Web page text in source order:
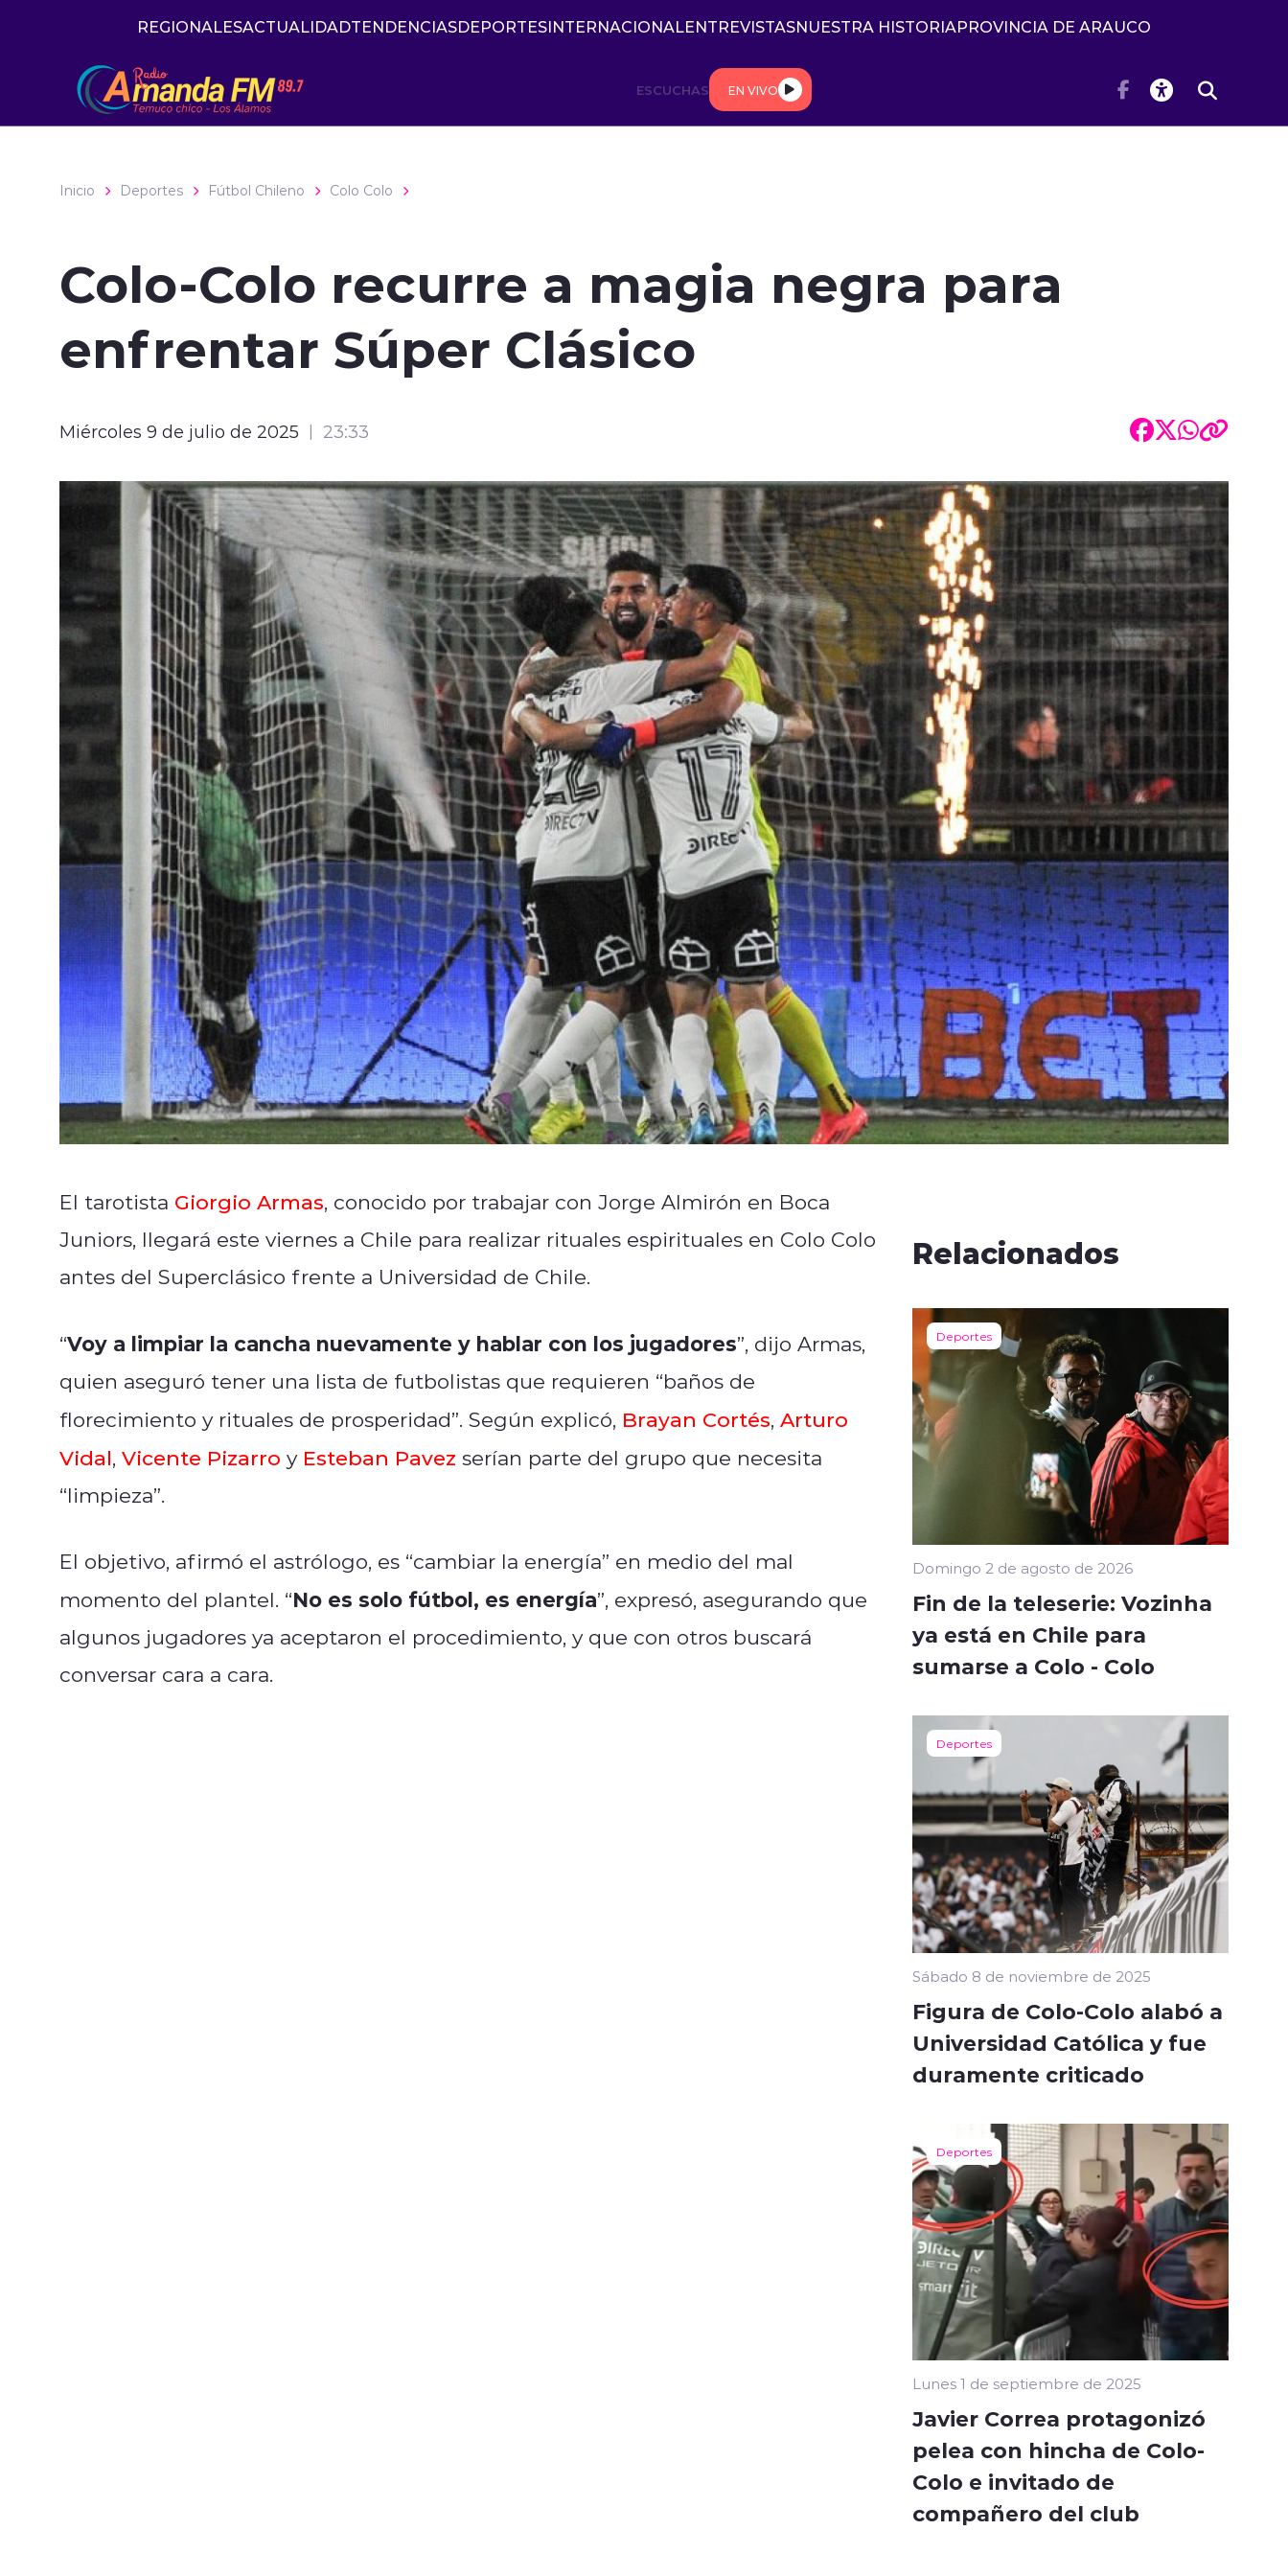
REGIONALESACTUALIDADTENDENCIASDEPORTESINTERNACIONALENTREVISTASNUESTRA HISTORIAPROVINCIA DE ARAUCO
ESCUCHAS EN VIVO
Inicio Deportes Fútbol Chileno Colo Colo
Colo-Colo recurre a magia negra para
enfrentar Súper Clásico
Miércoles 9 de julio de 2025 23:33
El tarotista Giorgio Armas, conocido por trabajar con Jorge Almirón en Boca
Juniors, llegará este viernes a Chile para realizar rituales espirituales en Colo Colo
antes del Superclásico frente a Universidad de Chile.
“Voy a limpiar la cancha nuevamente y hablar con los jugadores”, dijo Armas,
quien aseguró tener una lista de futbolistas que requieren “baños de
florecimiento y rituales de prosperidad”. Según explicó, Brayan Cortés, Arturo
Vidal, Vicente Pizarro y Esteban Pavez serían parte del grupo que necesita
“limpieza”.
El objetivo, afirmó el astrólogo, es “cambiar la energía” en medio del mal
momento del plantel. “No es solo fútbol, es energía”, expresó, asegurando que
algunos jugadores ya aceptaron el procedimiento, y que con otros buscará
conversar cara a cara.
Relacionados
Deportes
Domingo 2 de agosto de 2026
Fin de la teleserie: Vozinha
ya está en Chile para
sumarse a Colo - Colo
Deportes
Sábado 8 de noviembre de 2025
Figura de Colo-Colo alabó a
Universidad Católica y fue
duramente criticado
Deportes
Lunes 1 de septiembre de 2025
Javier Correa protagonizó
pelea con hincha de Colo-
Colo e invitado de
compañero del club